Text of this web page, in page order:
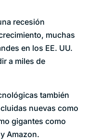
recesión
muchas
en los EE. UU.
a miles de
también
nuevas como
gigantes como
Amazon.